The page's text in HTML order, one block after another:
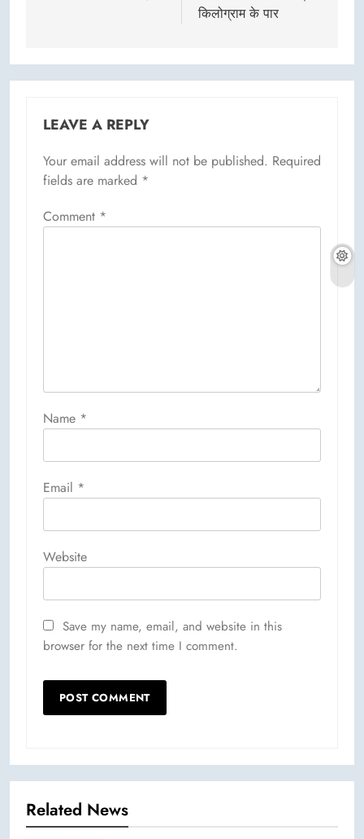
किलोग्राम के पार
LEAVE A REPLY
Your email address will not be published. Required
fields are marked *
Comment *
Name *
Email *
Website
Save my name, email, and website in this
browser for the next time I comment.
Related News